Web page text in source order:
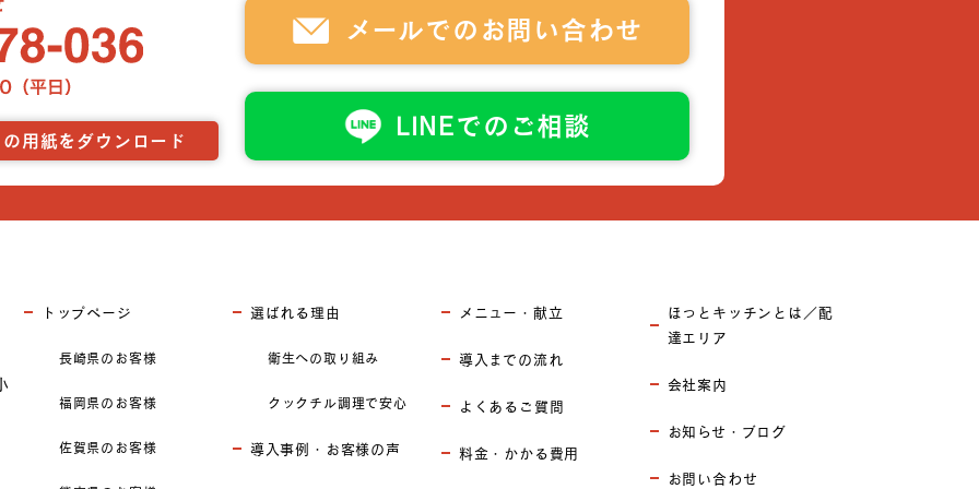
用紙をダウンロード
メールでのお問い合わせ
LINEでのご相談
トップページ
長崎県のお客様
福岡県のお客様
佐賀県のお客様
選ばれる理由
衛生への取り組み
クックチル調理で安心
導入事例・お客様の声
メニュー・献立
導入までの流れ
よくあるご質問
料金・かかる費用
ほっとキッチンとは／配
達エリア
会社案内
お知らせ・ブログ
お問い合わせ